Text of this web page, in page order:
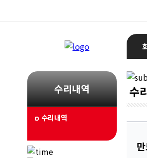
수리내역
수리내역
수